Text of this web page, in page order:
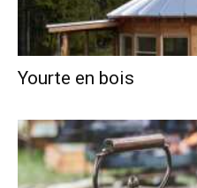
Yourte en bois